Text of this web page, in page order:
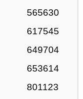
565630
617545
649704
653614
801123